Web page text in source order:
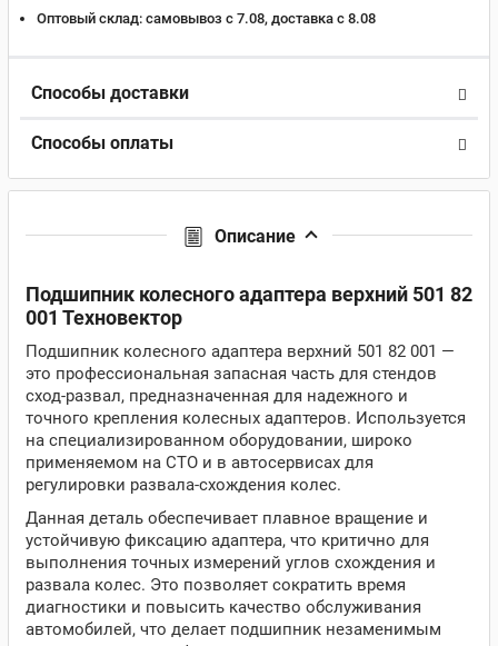
Оптовый склад: самовывоз с 7.08, доставка c 8.08
Способы доставки
Способы оплаты
Описание
Подшипник колесного адаптера верхний 501 82
001 Техновектор
Подшипник колесного адаптера верхний 501 82 001 —
это профессиональная запасная часть для стендов
сход-развал, предназначенная для надежного и
точного крепления колесных адаптеров. Используется
на специализированном оборудовании, широко
применяемом на СТО и в автосервисах для
регулировки развала-схождения колес.
Данная деталь обеспечивает плавное вращение и
устойчивую фиксацию адаптера, что критично для
выполнения точных измерений углов схождения и
развала колес. Это позволяет сократить время
диагностики и повысить качество обслуживания
автомобилей, что делает подшипник незаменимым